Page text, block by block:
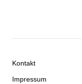
Kontakt
Impressum